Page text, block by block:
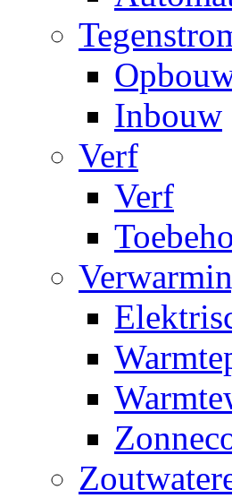
Inbouw
Verf
Verf